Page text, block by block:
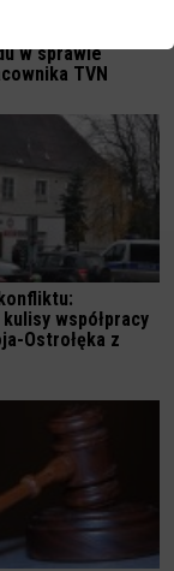
w sprawie
TVN
kulisy współpracy
Ostrołęka z